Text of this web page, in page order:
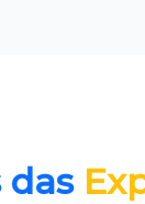
das